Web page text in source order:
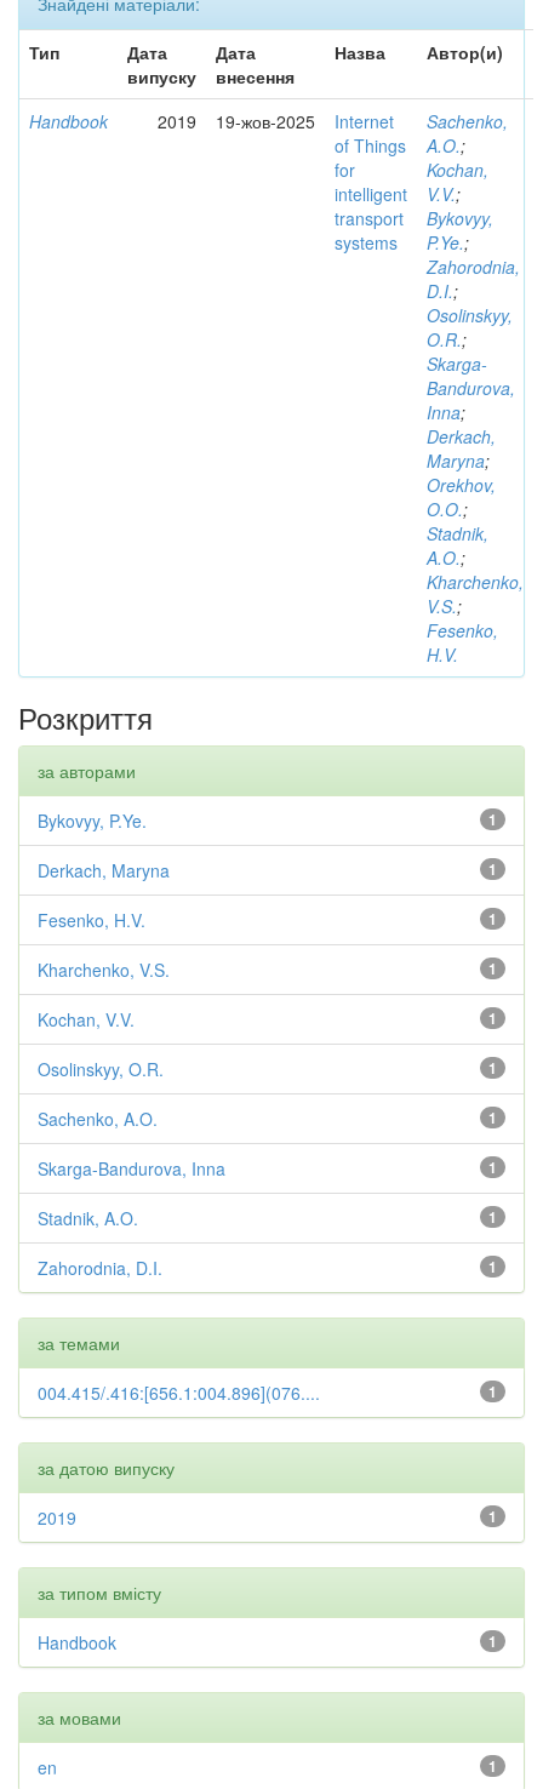
Тип
Дата
випуску
Дата
внесення
Назва Автор(и)
Handbook 2019 19-жов-2025
Internet
of Things
for
intelligent
transport
systems
Sachenko,
A.O.;
Kochan,
V.V.;
Bykovyy,
P.Ye.;
Zahorodnia,
D.I.;
Osolinskyy,
O.R.;
Skarga-
Bandurova,
Inna;
Derkach,
Maryna;
Orekhov,
O.O.;
Stadnik,
A.O.;
Kharchenko,
V.S.;
Fesenko,
H.V.
Розкриття
за авторами
1
Bykovyy, P.Ye.
1
Derkach, Maryna
1
Fesenko, H.V.
1
Kharchenko, V.S.
1
Kochan, V.V.
1
Osolinskyy, O.R.
1
Sachenko, A.O.
1
Skarga-Bandurova, Inna
1
Stadnik, A.O.
1
Zahorodnia, D.I.
за темами
1
004.415/.416:[656.1:004.896](076....
за датою випуску
1
2019
за типом вмісту
1
Handbook
за мовами
1
en